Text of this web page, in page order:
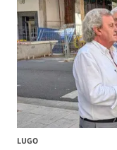
LUGO